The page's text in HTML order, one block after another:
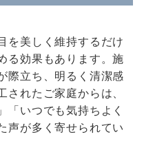
を美しく維持するだけ
る効果もあります。施
際立ち、明るく清潔感
れたご家庭からは、
「いつでも気持ちよく
声が多く寄せられてい